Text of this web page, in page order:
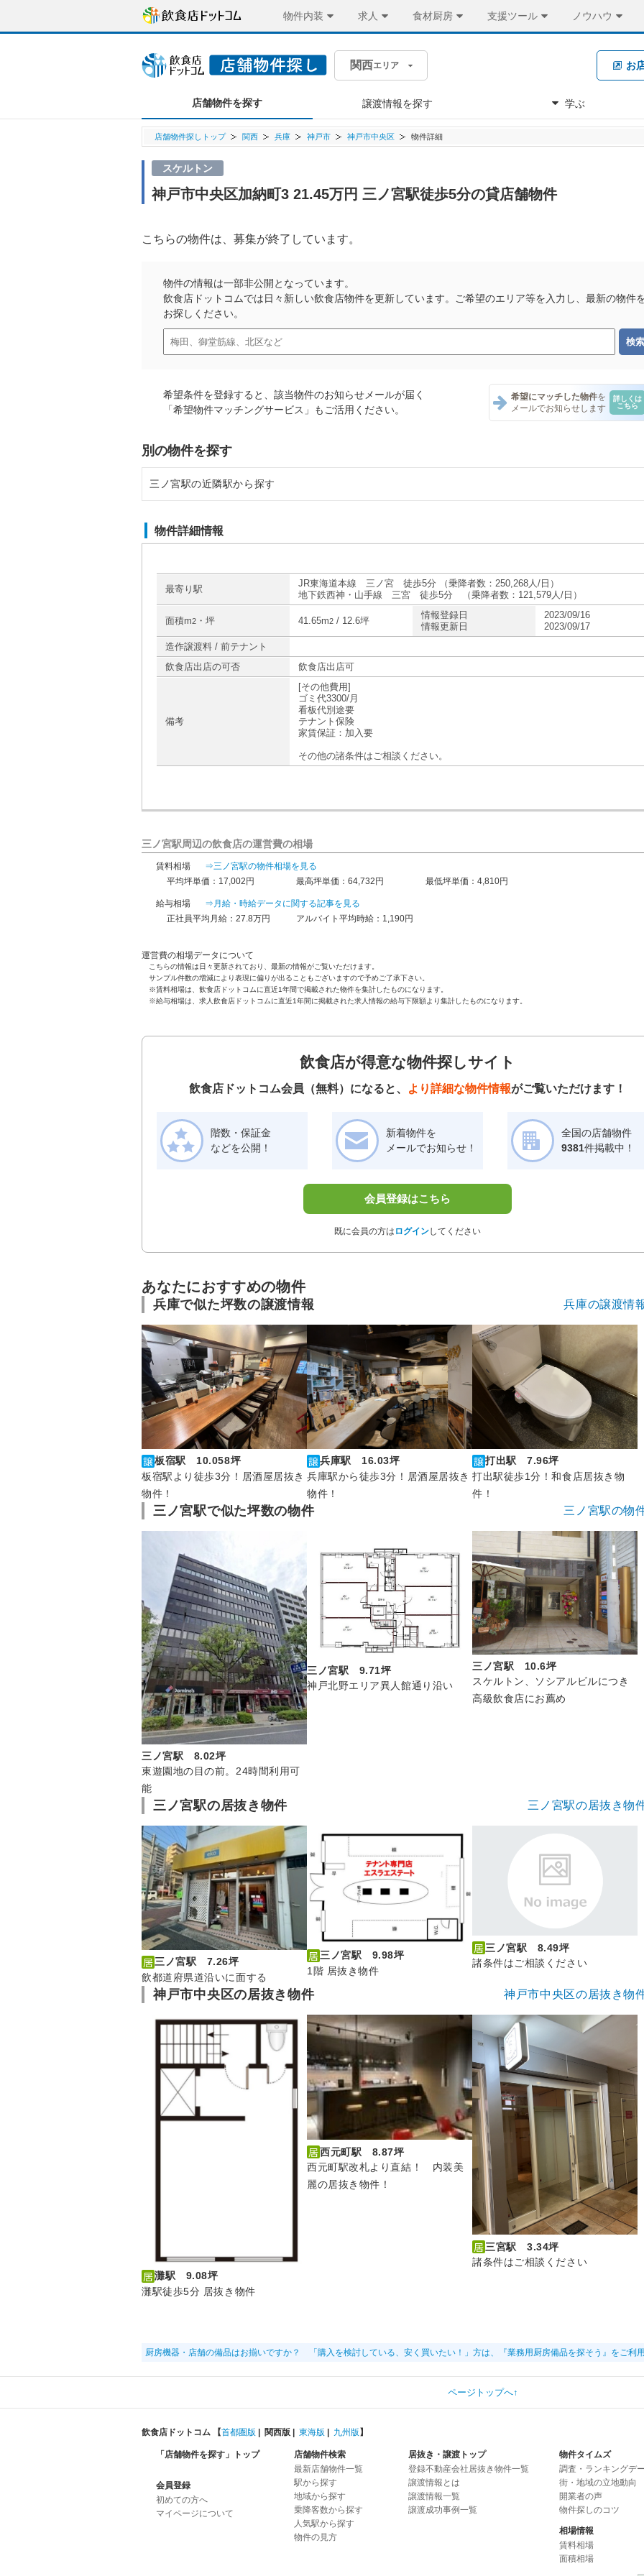
物件内装 求人 食材厨房 支援ツール ノウハウ
関西エリア お
店舗物件を探す 譲渡情報を探す 学ぶ
店舗物件探しトップ 関西 兵庫 神戸市 神戸市中央区 物件詳細
スケルトン
神戸市中央区加納町3 21.45万円 三ノ宮駅徒歩5分の貸店舗物件
こちらの物件は、募集が終了しています。
物件の情報は一部非公開となっています。
飲食店ドットコムでは日々新しい飲食店物件を更新しています。ご希望のエリア等を入力し、最新の物件
お探しください。
希望条件を登録すると、該当物件のお知らせメールが届く
「希望物件マッチングサービス」もご活用ください。
希望にマッチした物件を
メールでお知らせします
詳しくは
こちら
別の物件を探す
三ノ宮駅の近隣駅から探す
神戸駅の店舗物件・貸店舗・テナント一覧
摩耶駅の店舗物件・貸店舗・テナント一覧
物件詳細情報
最寄り駅
JR東海道本線 三ノ宮 徒歩5分 （乗降者数：250,268人/日）
地下鉄西神・山手線 三宮 徒歩5分 （乗降者数：121,579人/日）
面積m2 ・坪 41.65m2 / 12.6坪
情報登録日
情報更新日
2023/09/16
2023/09/17
造作譲渡料 / 前テナント
飲食店出店の可否
飲食店出店可
備考
[その他費用]
ゴミ代3300/月
看板代別途要
テナント保険
家賃保証：加入要
その他の諸条件はご相談ください。
三ノ宮駅周辺の飲食店の運営費の相場
賃料相場
⇒三ノ宮駅の物件相場を見る
平均坪単価：17,002円
最高坪単価：64,732円 最低坪単価：4,810円
給与相場
⇒月給・時給データに関する記事を見る
正社員平均月給：27.8万円
アルバイト平均時給：1,190円
運営費の相場データについて
こちらの情報は日々更新されており、最新の情報がご覧いただけます。
サンプル件数の増減により表現に偏りが出ることもございますので予めご了承下さい。
※賃料相場は、飲食店ドットコムに直近1年間で掲載された物件を集計したものになります。
※給与相場は、求人飲食店ドットコムに直近1年間に掲載された求人情報の給与下限額より集計したものになります。
飲食店が得意な物件探しサイト
飲食店ドットコム会員（無料）になると、 より詳細な物件情報がご覧いただけます！
階数・保証金
などを公開！
新着物件を
メールでお知らせ！
全国の店舗物件
9381件掲載中！
会員登録はこちら
既に会員の方は ログインしてください
あなたにおすすめの物件
兵庫で似た坪数の譲渡情報 兵庫の譲渡情
板宿駅 10.058坪
板宿駅より徒歩3分！居酒屋居抜き
物件！
兵庫駅 16.03坪
兵庫駅から徒歩3分！居酒屋居抜き
物件！
打出駅 7.96坪
打出駅徒歩1分！和食店居抜き物
件！
三ノ宮駅で似た坪数の物件 三ノ宮駅の物
三ノ宮駅 8.02坪
東遊園地の目の前。24時間利用可
能
三ノ宮駅 9.71坪
神戸北野エリア異人館通り沿い
三ノ宮駅 10.6坪
スケルトン、ソシアルビルにつき
高級飲食店にお薦め
三ノ宮駅の居抜き物件 三ノ宮駅の居抜き物
三ノ宮駅 7.26坪
飲都道府県道沿いに面する
三ノ宮駅 9.98坪
1階 居抜き物件
三ノ宮駅 8.49坪
諸条件はご相談ください
神戸市中央区の居抜き物件 神戸市中央区の居抜き物
灘駅 9.08坪
灘駅徒歩5分 居抜き物件
西元町駅 8.87坪
西元町駅改札より直結！ 内装美
麗の居抜き物件！
三宮駅 3.34坪
諸条件はご相談ください
厨房機器・店舗の備品はお揃いですか？ 「購入を検討している、安く買いたい！」方は、『業務用厨房備品を探そう』をご利
ページトップへ↑
飲食店ドットコム 【首都圏版 | 関西版 | 東海版 | 九州版】
「店舗物件を探す」トップ
会員登録
初めての方へ
マイページについて
店舗物件検索
最新店舗物件一覧
駅から探す
地域から探す
乗降客数から探す
人気駅から探す
物件の見方
居抜き・譲渡トップ
登録不動産会社居抜き物件一覧
譲渡情報とは
譲渡情報一覧
譲渡成功事例一覧
物件タイムズ
調査・ランキングデ
街・地域の立地動向
開業者の声
物件探しのコツ
相場情報
賃料相場
面積相場